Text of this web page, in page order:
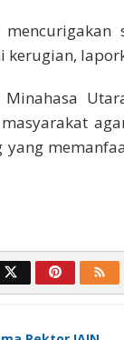
kerugian,
Minahasa